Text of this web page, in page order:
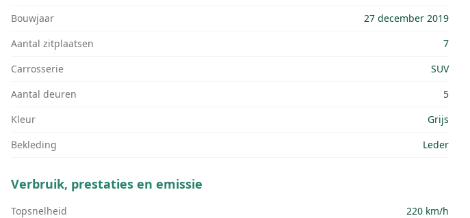
Bouwjaar
27 december 2019
Aantal zitplaatsen
7
Carrosserie
SUV
Aantal deuren
5
Kleur
Grijs
Bekleding
Leder
Verbruik, prestaties en emissie
Topsnelheid
220 km/h